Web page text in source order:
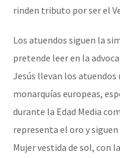
rinden tributo por ser el
Los atuendos siguen la
pretende leer en la
Jesús llevan los atuendos
monarquías europeas,
durante la Edad Media
representa el oro y
Mujer vestida de sol, con